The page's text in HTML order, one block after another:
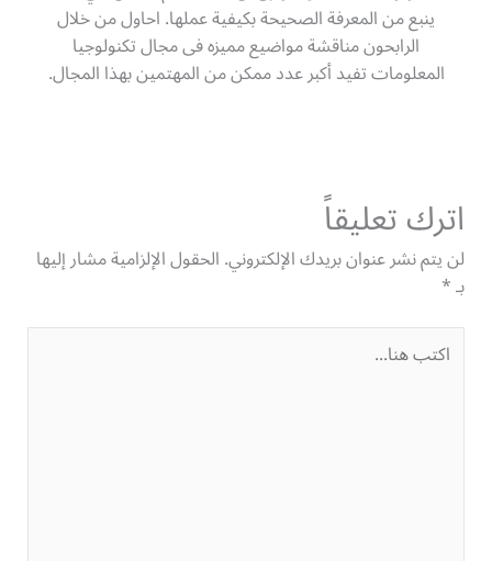
ينبع من المعرفة الصحيحة بكيفية عملها. احاول من خلال
الرابحون مناقشة مواضيع مميزه فى مجال تكنولوجيا
المعلومات تفيد أكبر عدد ممكن من المهتمين بهذا المجال.
اترك تعليقاً
لن يتم نشر عنوان بريدك الإلكتروني.الحقول الإلزامية مشار إليها
بـ*
اكتب
هنا...